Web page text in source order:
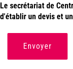
Le secrétariat de
d'établir un devis et
Envoyer